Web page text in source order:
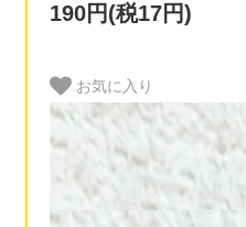
190円(税17円)
お気に入り